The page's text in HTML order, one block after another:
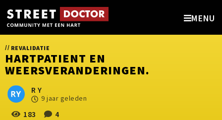
MENU
// REVALIDATIE
HARTPATIENT EN
WEERSVERANDERINGEN.
R Y
9 jaar geleden
183 4